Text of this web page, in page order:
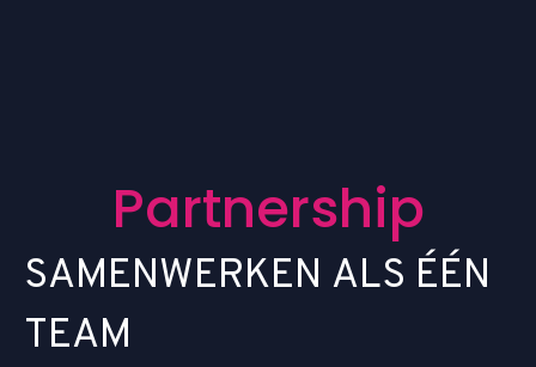
Partnership
SAMENWERKEN ALS ÉÉN
TEAM